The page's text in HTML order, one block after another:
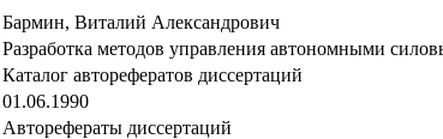
Бармин, Виталий Александрович
Разработка методов управления автономными
Каталог авторефератов диссертаций
01.06.1990
Авторефераты диссертаций